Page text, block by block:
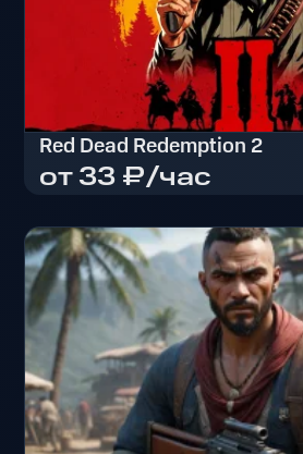
Red Dead Redemption 2
от 33 ₽/час